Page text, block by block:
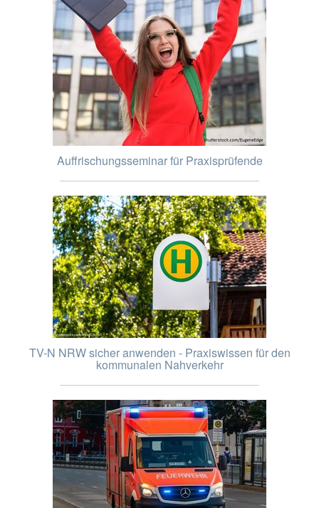
Auffrischungsseminar für Praxisprüfende
TV-N NRW sicher anwenden - Praxiswissen für den
kommunalen Nahverkehr